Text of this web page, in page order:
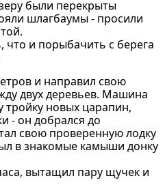
были перекрыты
шлагбаумы - просили
и порыбачить с берега
и направил свою
двух деревьев. Машина
тройку новых царапин,
- он добрался до
свою проверенную лодку
в знакомые камыши донку
вытащил пару щучек и